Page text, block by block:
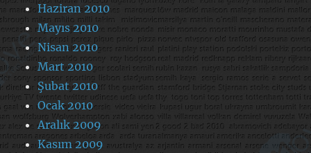
Haziran 2010
Mayıs 2010
Nisan 2010
Mart 2010
Şubat 2010
Ocak 2010
Aralık 2009
Kasım 2009